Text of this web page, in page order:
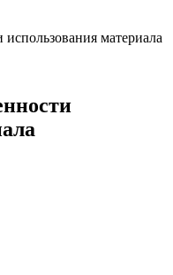
материала